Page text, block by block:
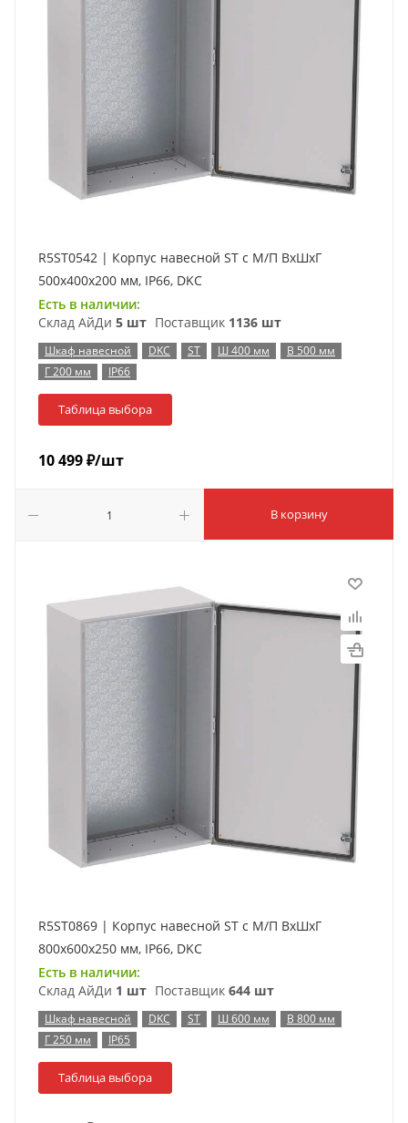
R5ST0542 | Корпус навесной ST с М/П ВxШxГ
500x400x200 мм, IP66, DKC
Есть в наличии:
Склад АйДи 5 шт Поставщик 1136 шт
Шкаф навесной DKC ST Ш 400 мм
В 500 мм
Г 200 мм
IP66
Таблица выбора
10 499₽/шт
В корзину
R5ST0869 | Корпус навесной ST с М/П ВxШxГ
800x600x250 мм, IP66, DKC
Есть в наличии:
Склад АйДи 1 шт Поставщик 644 шт
Шкаф навесной DKC ST Ш 600 мм
В 800 мм
Г 250 мм
IP65
Таблица выбора